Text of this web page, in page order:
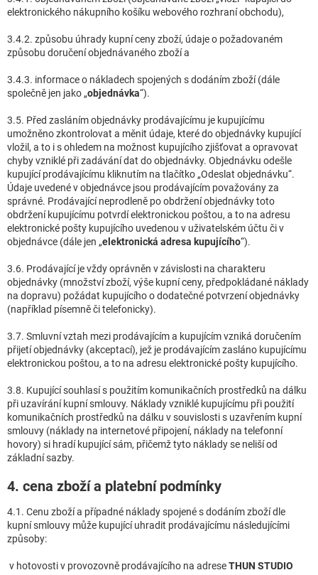
elektronického nákupního košíku webového rozhraní obchodu),
3.4.2. způsobu úhrady kupní ceny zboží, údaje o požadovaném
způsobu doručení objednávaného zboží a
3.4.3. informace o nákladech spojených s dodáním zboží (dále
společně jen jako „objednávka“).
3.5. Před zasláním objednávky prodávajícímu je kupujícímu
umožněno zkontrolovat a měnit údaje, které do objednávky kupující
vložil, a to i s ohledem na možnost kupujícího zjišťovat a opravovat
chyby vzniklé při zadávání dat do objednávky. Objednávku odešle
kupující prodávajícímu kliknutím na tlačítko „Odeslat objednávku“.
Údaje uvedené v objednávce jsou prodávajícím považovány za
správné. Prodávající neprodleně po obdržení objednávky toto
obdržení kupujícímu potvrdí elektronickou poštou, a to na adresu
elektronické pošty kupujícího uvedenou v uživatelském účtu či v
objednávce (dále jen „elektronická adresa kupujícího“).
3.6. Prodávající je vždy oprávněn v závislosti na charakteru
objednávky (množství zboží, výše kupní ceny, předpokládané náklady
na dopravu) požádat kupujícího o dodatečné potvrzení objednávky
(například písemně či telefonicky).
3.7. Smluvní vztah mezi prodávajícím a kupujícím vzniká doručením
přijetí objednávky (akceptací), jež je prodávajícím zasláno kupujícímu
elektronickou poštou, a to na adresu elektronické pošty kupujícího.
3.8. Kupující souhlasí s použitím komunikačních prostředků na dálku
při uzavírání kupní smlouvy. Náklady vzniklé kupujícímu při použití
komunikačních prostředků na dálku v souvislosti s uzavřením kupní
smlouvy (náklady na internetové připojení, náklady na telefonní
hovory) si hradí kupující sám, přičemž tyto náklady se neliší od
základní sazby.
4. cena zboží a platební podmínky
4.1. Cenu zboží a případné náklady spojené s dodáním zboží dle
kupní smlouvy může kupující uhradit prodávajícímu následujícími
způsoby:
v hotovosti v provozovně prodávajícího na adreseTHUN STUDIO